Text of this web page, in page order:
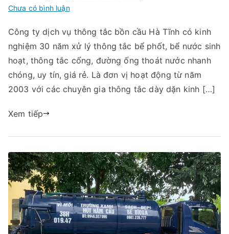
Chưa có bình luậntrong
Tắc
Bồn
Cầu
tại
Tĩnh
Công ty dịch vụ thông tắc bồn cầu Hà Tĩnh có kinh
nghiệm 30 năm xử lý thông tắc bể phốt, bể nước sinh
hoạt, thông tắc cống, đường ống thoát nước nhanh
chóng, uy tín, giá rẻ. Là đơn vị hoạt động từ năm
2003 với các chuyên gia thông tắc dày dặn kinh […]
Xem tiếp